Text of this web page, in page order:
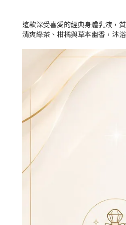
這款深受喜愛的經典身體乳液，
清爽綠茶、柑橘與草本幽香，沐